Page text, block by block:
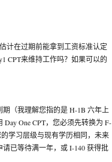
计在过期前能拿到工资标准认定
CPT来维持工作吗？如果可以的
（我理解您指的是 H-1B 六年上
One CPT，您必须先转换为 F-
学习层级与现有学历相同，未来
已等待满一年，或 I-140 获得批